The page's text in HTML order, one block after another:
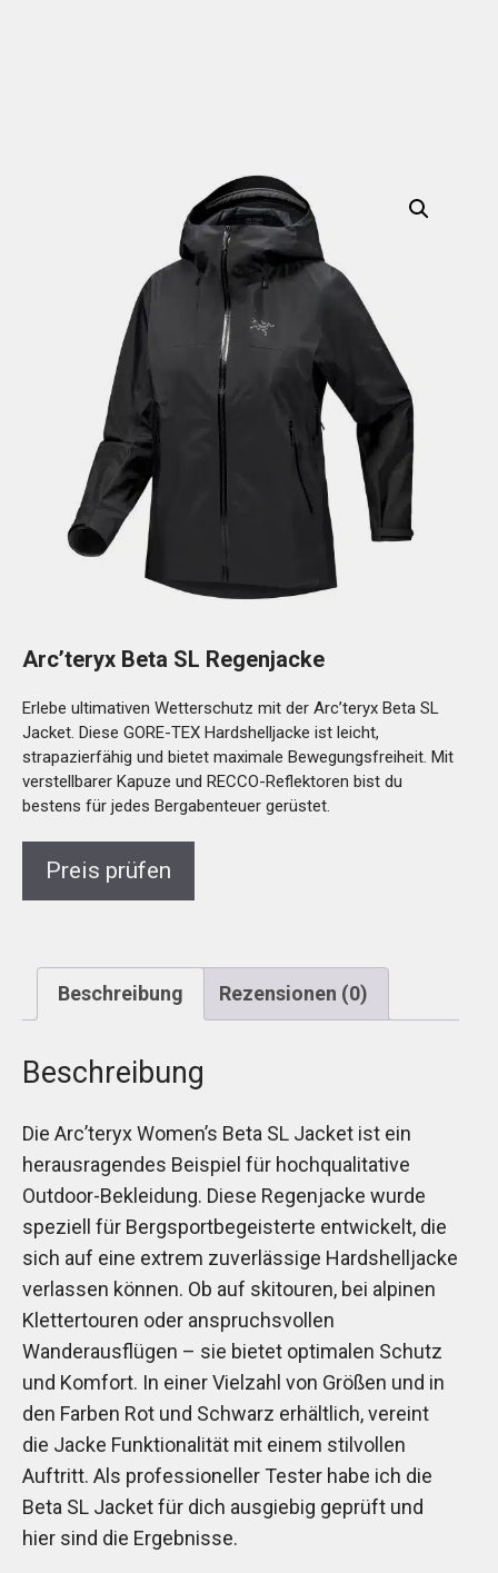
Arc’teryx Beta SL Regenjacke
Erlebe ultimativen Wetterschutz mit der Arc’teryx Beta SL
Jacket. Diese GORE-TEX Hardshelljacke ist leicht,
strapazierfähig und bietet maximale Bewegungsfreiheit. Mit
verstellbarer Kapuze und RECCO-Reflektoren bist du
bestens für jedes Bergabenteuer gerüstet.
Preis prüfen
Beschreibung Rezensionen (0)
Beschreibung
Die Arc’teryx Women’s Beta SL Jacket ist ein
herausragendes Beispiel für hochqualitative
Outdoor-Bekleidung. Diese Regenjacke wurde
speziell für Bergsportbegeisterte entwickelt, die
sich auf eine extrem zuverlässige Hardshelljacke
verlassen können. Ob auf skitouren, bei alpinen
Klettertouren oder anspruchsvollen
Wanderausflügen – sie bietet optimalen Schutz
und Komfort. In einer Vielzahl von Größen und in
den Farben Rot und Schwarz erhältlich, vereint
die Jacke Funktionalität mit einem stilvollen
Auftritt. Als professioneller Tester habe ich die
Beta SL Jacket für dich ausgiebig geprüft und
hier sind die Ergebnisse.